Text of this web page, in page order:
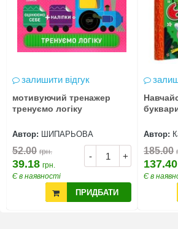
залишити відгук
мотивуючий тренажер
тренуємо логіку
Автор: ШИПАРЬОВА
- +
52.00 грн.
39.18 грн.
Є в наявності
ПРИДБАТИ
Автор:
185.00
137.40
Є в